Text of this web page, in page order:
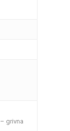
grivna